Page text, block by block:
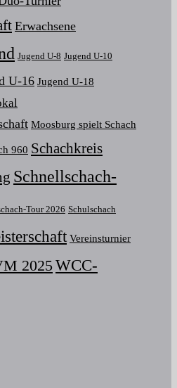
Erwachsene
Jugend U-8 Jugend U-10
U-16 Jugend U-18
Moosburg spielt Schach
960 Schachkreis
Schnellschach-
Tour 2026 Schulschach
Vereinsturnier
2025 WCC-